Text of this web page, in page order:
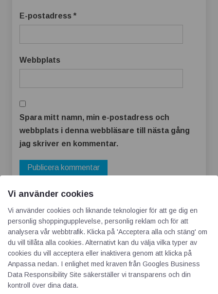
E-postadress *
Webbplats
Spara mitt namn, min e-postadress och
webbplats i denna webbläsare till nästa gång
jag skriver en kommentar.
AOTI
Om oss
Vi använder cookies
Vi använder cookies och liknande teknologier för att ge dig en
personlig shoppingupplevelse, personlig reklam och för att
analysera vår webbtrafik. Klicka på 'Acceptera alla och stäng' om
du vill tillåta alla cookies. Alternativt kan du välja vilka typer av
cookies du vill acceptera eller inaktivera genom att klicka på
Anpassa nedan. I enlighet med kraven från Googles Business
Data Responsibility Site säkerställer vi transparens och din
kontroll över dina data.